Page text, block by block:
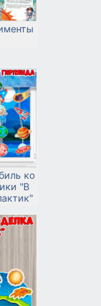
ко
"В